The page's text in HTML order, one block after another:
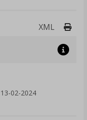
XML
13-02-2024